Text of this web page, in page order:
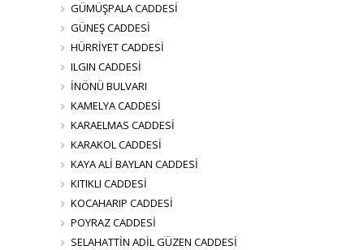
GÜMÜŞPALA CADDESİ
GÜNEŞ CADDESİ
HÜRRİYET CADDESİ
ILGIN CADDESİ
İNÖNÜ BULVARI
KAMELYA CADDESİ
KARAELMAS CADDESİ
KARAKOL CADDESİ
KAYA ALİ BAYLAN CADDESİ
KITIKLI CADDESİ
KOCAHARIP CADDESİ
POYRAZ CADDESİ
SELAHATTİN ADİL GÜZEN CADDESİ